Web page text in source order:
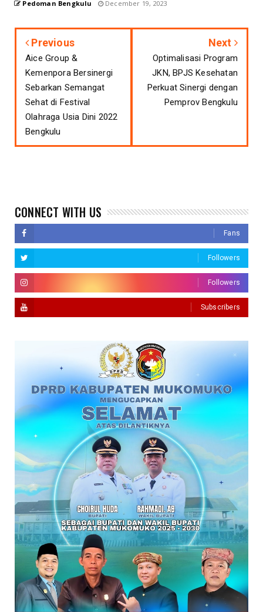
Pedoman Bengkulu December 19, 2023
Previous
Aice Group &
Kemenpora Bersinergi
Sebarkan Semangat
Sehat di Festival
Olahraga Usia Dini 2022
Bengkulu
Next
Optimalisasi Program
JKN, BPJS Kesehatan
Perkuat Sinergi dengan
Pemprov Bengkulu
CONNECT WITH US
Fans
Followers
Followers
Subscribers